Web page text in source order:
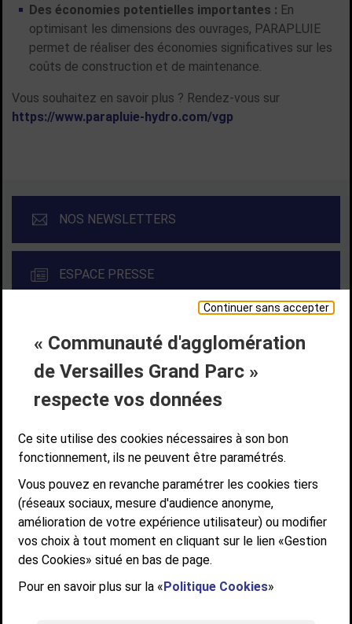
Continuer sans accepter
« Communauté d'agglomération
de Versailles Grand Parc »
respecte vos données
Ce site utilise des cookies nécessaires à son bon
fonctionnement, ils ne peuvent être paramétrés.
Vous pouvez en revanche paramétrer les cookies tiers
(réseaux sociaux, mesure d'audience anonyme,
amélioration de votre expérience utilisateur) ou modifier
vos choix à tout moment en cliquant sur le lien «Gestion
des Cookies» situé en bas de page.
Pour en savoir plus sur la «Politique Cookies»
Des économies potentielles importantes : En
optimisant les dimensions des ouvrages, PARAPLUIE
permet de réaliser des économies significatives sur les
coûts de construction et de maintenance.
Vous souhaitez en savoir plus ? Rendez-vous sur
https://www.parapluie-hydro.com/vgp
NOS NEWSLETTERS
ESPACE PRESSE
Liens bas de page
CONTACT MENTIONS LÉGALES
PLAN DE SITE
ACCESSIBILITÉ NUMÉRIQUE
GESTION DES COOKIES
Suivez-nous
SUIVEZ-NOUS SUR
Communauté d'agglomération de Versailles
Grand Parc
6, AVENUE DE PARIS - CS 10922 - 78009 VERSAILLES CEDEX
STANDARD : 01 39 66 30 00 - OUVERT DU LUNDI AU VENDREDI DE 9H À